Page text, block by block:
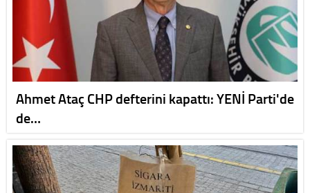
Ahmet Ataç CHP defterini kapattı: YENİ Parti'de
de…